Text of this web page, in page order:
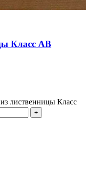
Класс АВ
лиственницы Класс